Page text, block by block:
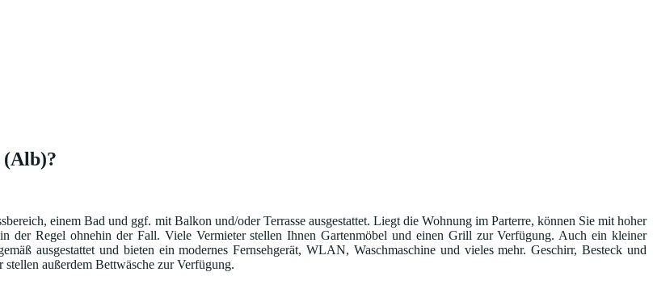
einem Bad und ggf. mit Balkon und/oder Terrasse ausgestattet. Liegt die Wohnung im Parterre, können Sie mit hoher
der Regel ohnehin der Fall. Viele Vermieter stellen Ihnen Gartenmöbel und einen Grill zur Verfügung. Auch ein kleiner
ausgestattet und bieten ein modernes Fernsehgerät, WLAN, Waschmaschine und vieles mehr. Geschirr, Besteck und
außerdem Bettwäsche zur Verfügung.